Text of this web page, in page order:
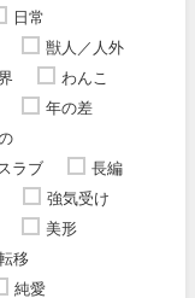
日常
獣人／人外
わんこ
年の差
ラブ
長編
強気受け
美形
移
純愛